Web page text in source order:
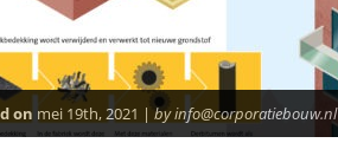
on mei 19th, 2021 | by info@corporatiebouw.nl